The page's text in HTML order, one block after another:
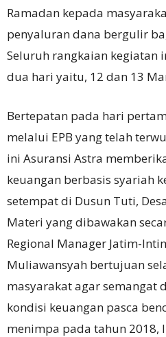
Ramadan kepada
penyaluran dana bergulir
Seluruh rangkaian kegiatan
dua hari yaitu, 12 dan 13
Bertepatan pada hari
melalui EPB yang telah
ini Asuransi Astra
keuangan berbasis syariah
setempat di Dusun Tuti,
Materi yang dibawakan
Regional Manager Jatim-
Muliawansyah bertujuan
masyarakat agar semangat
kondisi keuangan pasca
menimpa pada tahun 2018,